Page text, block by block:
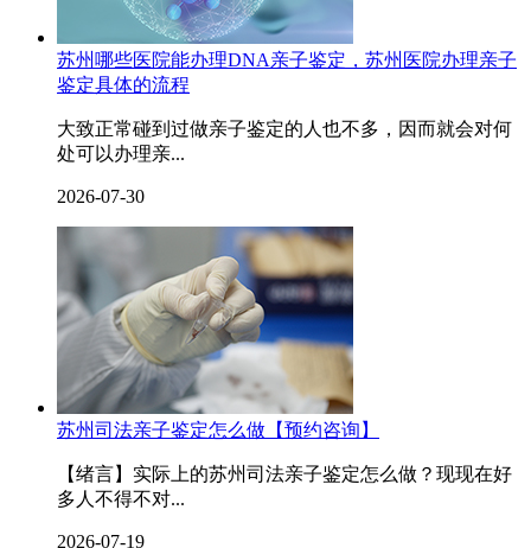
苏州哪些医院能办理DNA亲子鉴定，苏州医院办理亲子
鉴定具体的流程
大致正常碰到过做亲子鉴定的人也不多，因而就会对何
处可以办理亲...
2026-07-30
苏州司法亲子鉴定怎么做【预约咨询】
【绪言】实际上的苏州司法亲子鉴定怎么做？现现在好
多人不得不对...
2026-07-19